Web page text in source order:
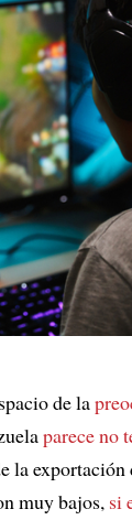
de la
parece no
la exportación
muy bajos, si